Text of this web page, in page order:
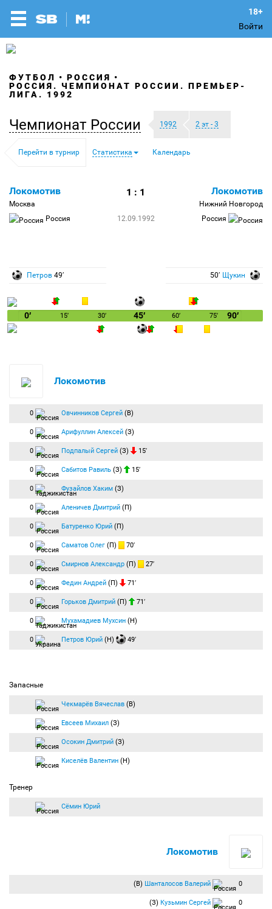
Войти
ФУТБОЛ
РОССИЯ
РОССИЯ. ЧЕМПИОНАТ РОССИИ. ПРЕМЬЕР-
ЛИГА. 1992
Чемпионат России 1992 2 эт - 3
Перейти в турнир Статистика Календарь
Локомотив
Москва
Россия
1 : 1
12.09.1992
Локомотив
Нижний Новгород
Россия
Петров 49′ 50′ Щукин
0′ 15′ 30′ 45′ 60′ 75′ 90′
Локомотив
0 Овчинников Сергей (В)
0 Арифуллин Алексей (З)
0 Подпалый Сергей (З) 15′
0 Сабитов Равиль (З) 15′
0 Фузайлов Хаким (З)
0 Аленичев Дмитрий (П)
0 Батуренко Юрий (П)
0 Саматов Олег (П) 70′
0 Смирнов Александр (П) 27′
0 Федин Андрей (П) 71′
0 Горьков Дмитрий (П) 71′
0 Мухамадиев Мухсин (Н)
0 Петров Юрий (Н) 49′
Запасные
Чекмарёв Вячеслав (В)
Евсеев Михаил (З)
Осокин Дмитрий (З)
Киселёв Валентин (Н)
Тренер
Сёмин Юрий
Локомотив
(В) Шанталосов Валерий 0
(З) Кузьмин Сергей 0